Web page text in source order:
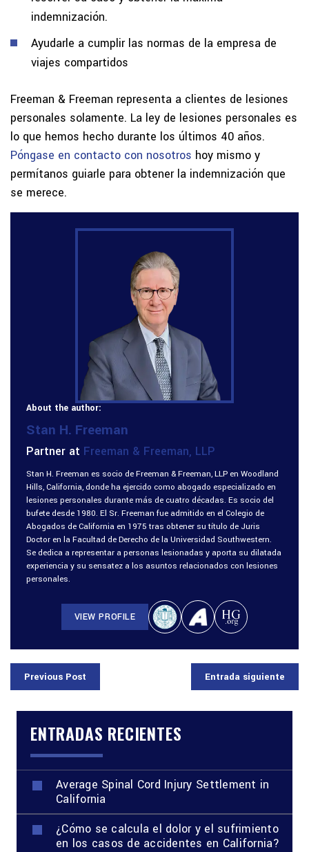
indemnización.
Ayudarle a cumplir las normas de la empresa de
viajes compartidos
Freeman & Freeman representa a clientes de lesiones
personales solamente. La ley de lesiones personales es
lo que hemos hecho durante los últimos 40 años.
Póngase en contacto con nosotros hoy mismo y
permítanos guiarle para obtener la indemnización que
se merece.
About the author:
Stan H. Freeman
Partner at Freeman & Freeman, LLP
Stan H. Freeman es socio de Freeman & Freeman, LLP en Woodland
Hills, California, donde ha ejercido como abogado especializado en
lesiones personales durante más de cuatro décadas. Es socio del
bufete desde 1980. El Sr. Freeman fue admitido en el Colegio de
Abogados de California en 1975 tras obtener su título de Juris
Doctor en la Facultad de Derecho de la Universidad Southwestern.
Se dedica a representar a personas lesionadas y aporta su dilatada
experiencia y su sensatez a los asuntos relacionados con lesiones
personales.
VIEW PROFILE
Previous Post Entrada siguiente
ENTRADAS RECIENTES
Average Spinal Cord Injury Settlement in
California
¿Cómo se calcula el dolor y el sufrimiento
en los casos de accidentes en California?